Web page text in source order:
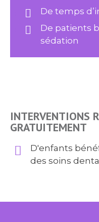
De temps
De patients
sédation
INTERVENTIONS
GRATUITEMENT
D'enfants
des soins